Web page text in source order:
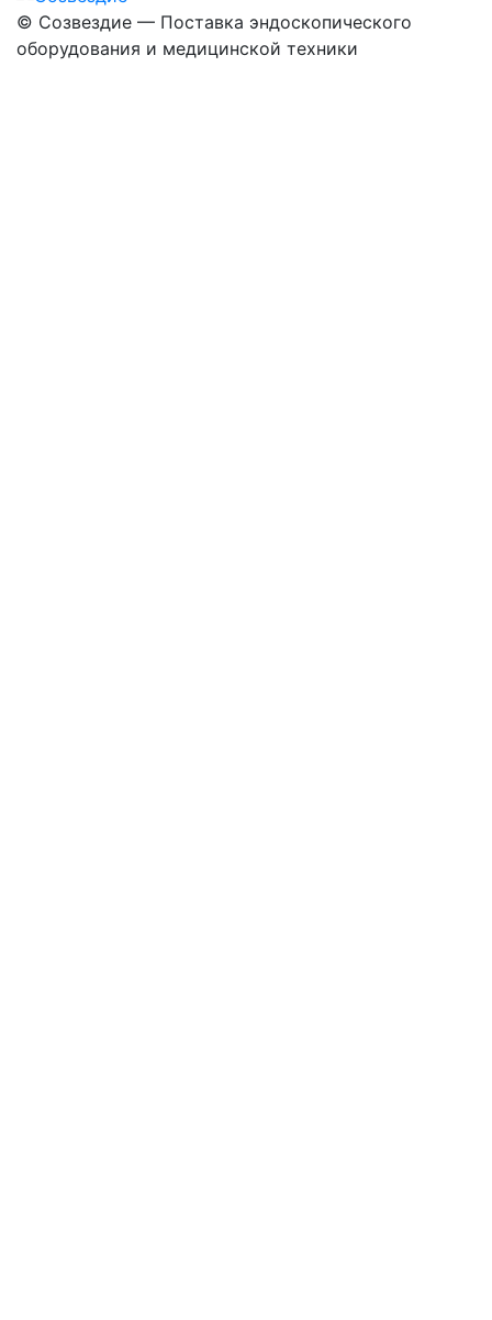
© Созвездие — Поставка эндоскопического
оборудования и медицинской техники